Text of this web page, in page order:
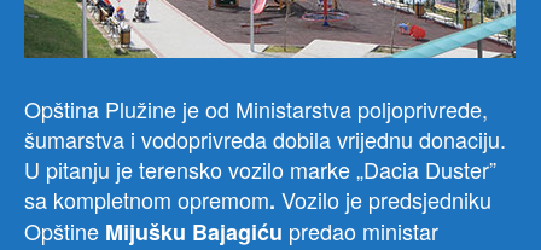
Opština Plužine je od Ministarstva poljoprivrede,
šumarstva i vodoprivreda dobila vrijednu donaciju.
U pitanju je terensko vozilo marke „Dacia Duster”
sa kompletnom opremom. Vozilo je predsjedniku
Opštine Mijušku Bajagiću predao ministar